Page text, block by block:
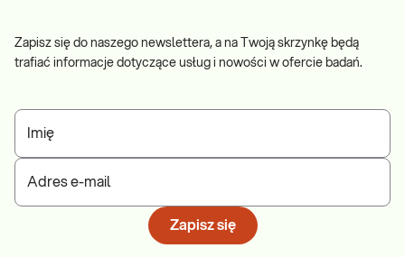
Zapisz się do naszego newslettera, a na Twoją skrzynkę będą
trafiać informacje dotyczące usług i nowości w ofercie badań.
Imię
Adres e-mail
Zapisz się